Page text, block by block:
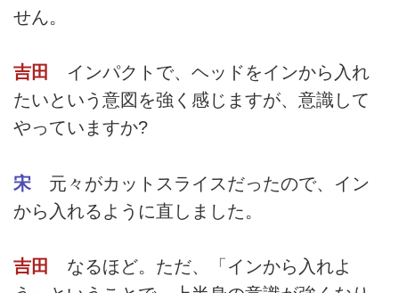
せん。
吉田
インパクトで、ヘッドをインから入れ
たいという意図を強く感じますが、意識して
やっていますか?
宋 元々がカットスライスだったので、イン
から入れるように直しました。
吉田
なるほど。ただ、「インから入れよ